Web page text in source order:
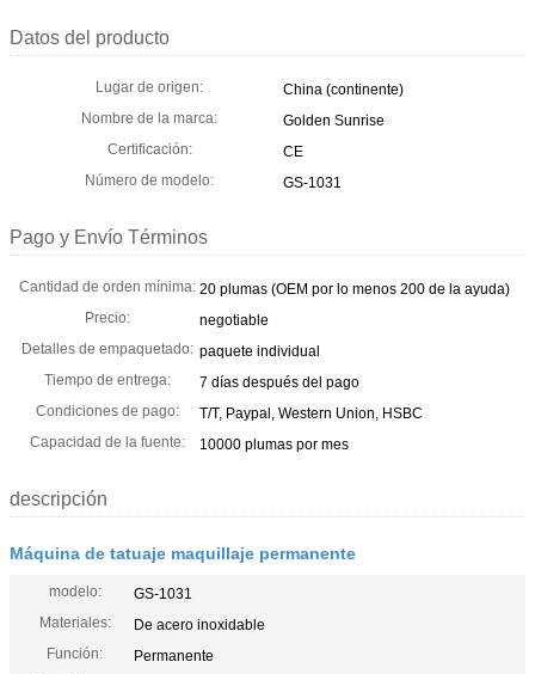
Datos del producto
Lugar de origen:
China (continente)
Nombre de la marca:
Golden Sunrise
Certificación:
CE
Número de modelo:
GS-1031
Pago y Envío Términos
Cantidad de orden mínima: 20 plumas (OEM por lo menos 200 de la ayuda)
Precio:
negotiable
Detalles de empaquetado: paquete individual
Tiempo de entrega:
7 días después del pago
Condiciones de pago:
T/T, Paypal, Western Union, HSBC
Capacidad de la fuente:
10000 plumas por mes
descripción
Máquina de tatuaje maquillaje permanente
modelo:
GS-1031
Materiales:
De acero inoxidable
Función:
Permanente